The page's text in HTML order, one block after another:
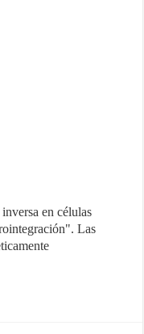
en células
Las